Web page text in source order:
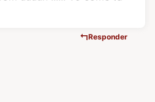
Responder